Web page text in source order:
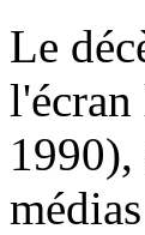
Le
l'écran
1990),